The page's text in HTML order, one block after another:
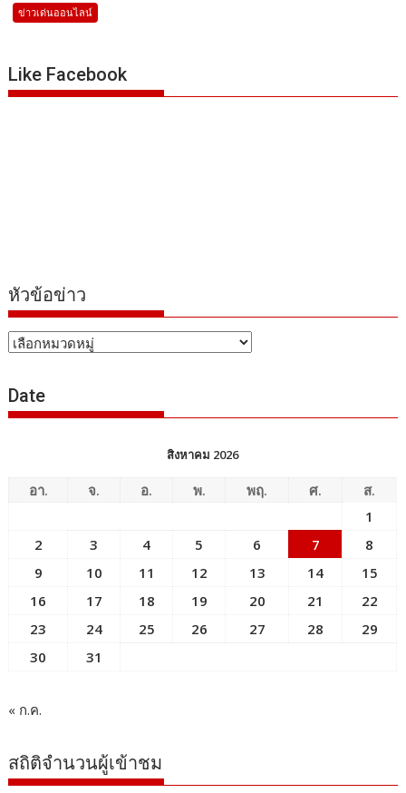
ข่าวเด่นออนไลน์
Like Facebook
หัวข้อข่าว
หัวข้อ
Date
สิงหาคม 2026
อา. จ. อ. พ. พฤ. ศ.
ส.
1
2
3 4 5 6 7
8
9
10 11 12 13 14
15
16
17 18 19 20 21
22
23
24 25 26 27 28
29
30
31
« ก.ค.
สถิติจำนวนผู้เข้าชม